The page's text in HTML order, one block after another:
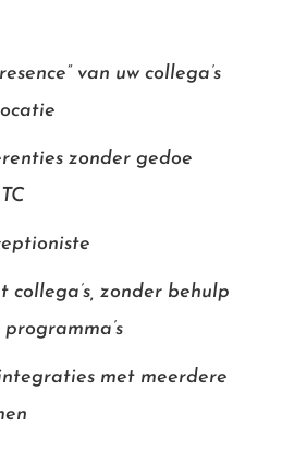
van uw collega’s
zonder gedoe
collega’s, zonder behulp
met meerdere